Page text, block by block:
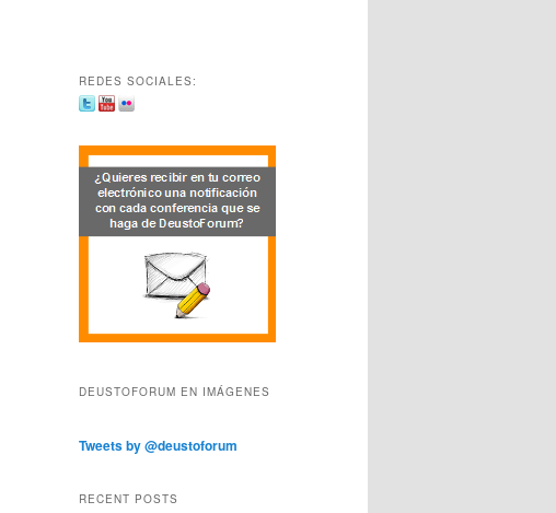
REDES SOCIALES:
DEUSTOFORUM EN IMÁGENES
Tweets by @deustoforum
RECENT POSTS